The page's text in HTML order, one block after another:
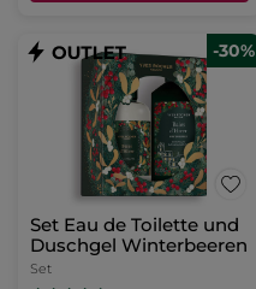
-30%
Set Eau de Toilette und
Duschgel Winterbeeren
Set